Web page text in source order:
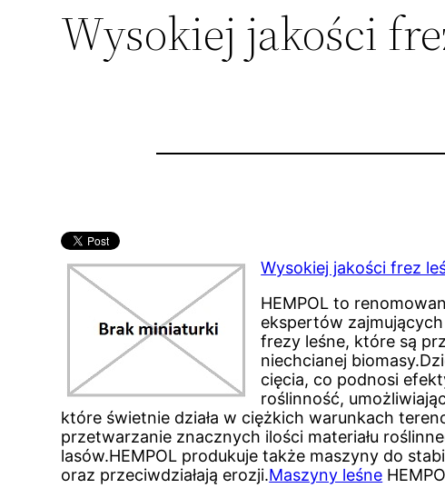
Wysokiej jakości
Wysokiej jakości frez
HEMPOL to
ekspertów
frezy leśne, które są
niechcianej
cięcia, co podnosi
roślinność,
które świetnie działa w ciężkich warunkach
przetwarzanie znacznych ilości materiału
lasów.HEMPOL produkuje także maszyny do
oraz przeciwdziałają erozji.Maszyny leśne